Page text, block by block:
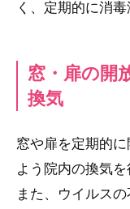
く、定期的に消
窓・扉の開
換気
窓や扉を定期的
よう院内の換気を
また、ウイルス